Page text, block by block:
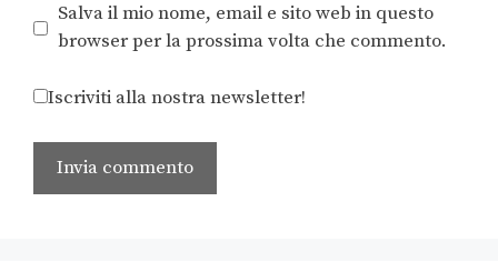
Salva il mio nome, email e sito web in questo
browser per la prossima volta che commento.
Iscriviti alla nostra newsletter!